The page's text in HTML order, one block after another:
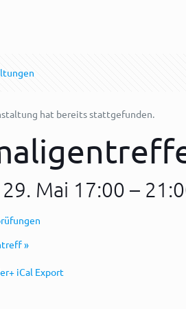
hat bereits stattgefunden.
Mai 17:00 –
»
+ iCal Export